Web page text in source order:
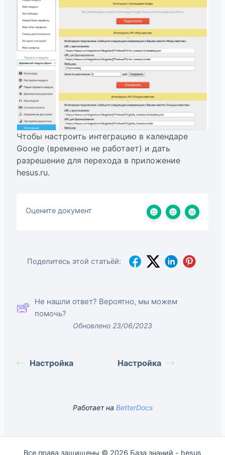
Чтобы настроить интеграцию в календаре
Google (временно не работает) и дать
разрешение для перехода в приложение
hesus.ru.
Оцените документ
Поделитесь этой статьёй:
Не нашли ответ? Вероятно, мы можем
помочь?
Обновлено 23/06/2023
Настройка Настройка
Работает на BetterDocs